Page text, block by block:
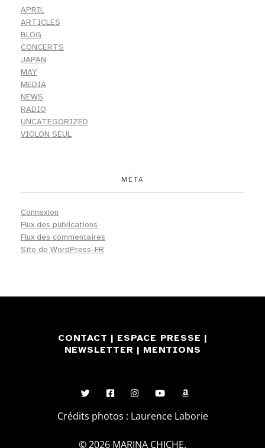
APRIL
ARTICLES
BLOG
CONCERTS
JAPAN
MAY
MEDIA
NEWS
RADIO
UNCATEGORIZED
VIOLON SEUL
MÉTA
Connexion
Flux des publications
Flux des commentaires
Site de WordPress-FR
CONTACT | ESPACE PRESSE |
NEWSLETTER | MENTIONS
Crédits photos : Laurence Laborie
© 2026 MARINA CHICHE.